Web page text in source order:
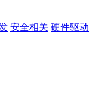
安全相关 硬件驱动